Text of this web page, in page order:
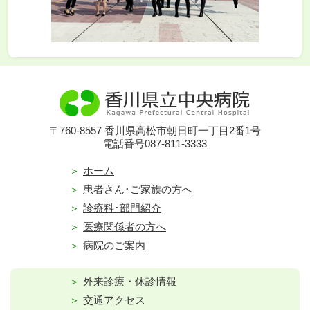
〒760-8557 香川県高松市朝日町一丁目2番1号
電話番号087-811-3333
ホーム
患者さん･ご家族の方へ
診療科･部門紹介
医療関係者の方へ
病院のご案内
外来診療・休診情報
交通アクセス